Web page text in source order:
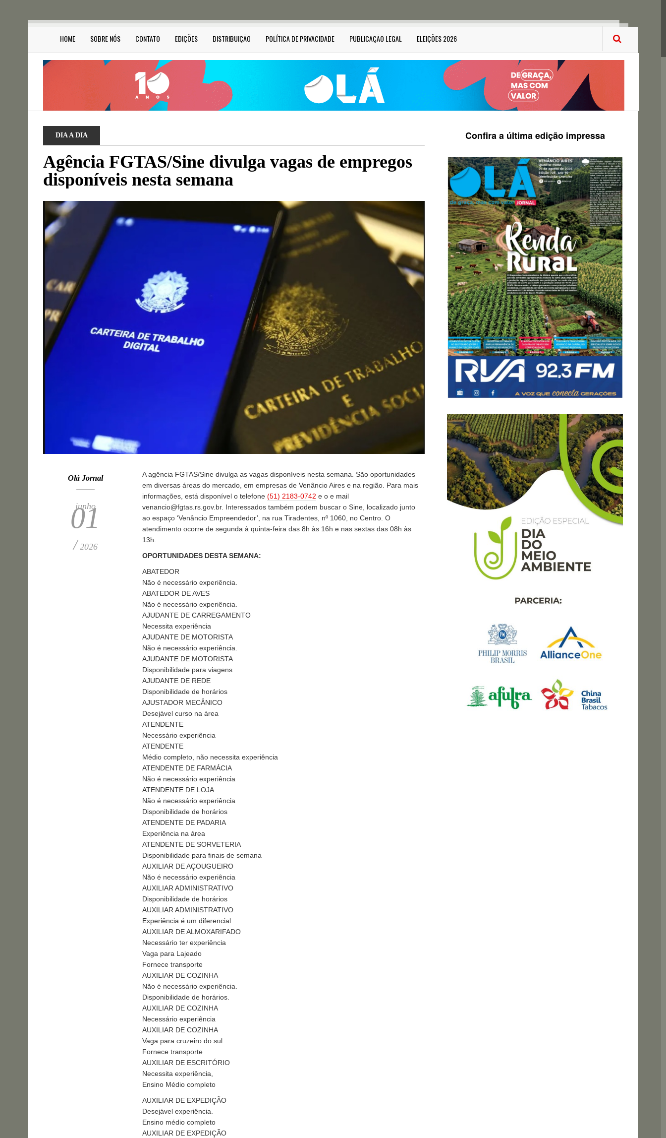
HOME SOBRE NÓS CONTATO EDIÇÕES DISTRIBUIÇÃO POLÍTICA DE PRIVACIDADE PUBLICAÇÃO LEGAL ELEIÇÕES 2026
DIA A DIA
Agência FGTAS/Sine divulga vagas de empregos
disponíveis nesta semana
Olá Jornal
junho
01
/2026
A agência FGTAS/Sine divulga as vagas disponíveis nesta semana. São oportunidades
em diversas áreas do mercado, em empresas de Venâncio Aires e na região. Para mais
informações, está disponível o telefone (51) 2183-0742 e o e mail
venancio@fgtas.rs.gov.br. Interessados também podem buscar o Sine, localizado junto
ao espaço ‘Venâncio Empreendedor’, na rua Tiradentes, nº 1060, no Centro. O
atendimento ocorre de segunda à quinta-feira das 8h às 16h e nas sextas das 08h às
13h.
OPORTUNIDADES DESTA SEMANA:
ABATEDOR
Não é necessário experiência.
ABATEDOR DE AVES
Não é necessário experiência.
AJUDANTE DE CARREGAMENTO
Necessita experiência
AJUDANTE DE MOTORISTA
Não é necessário experiência.
AJUDANTE DE MOTORISTA
Disponibilidade para viagens
AJUDANTE DE REDE
Disponibilidade de horários
AJUSTADOR MECÂNICO
Desejável curso na área
ATENDENTE
Necessário experiência
ATENDENTE
Médio completo, não necessita experiência
ATENDENTE DE FARMÁCIA
Não é necessário experiência
ATENDENTE DE LOJA
Não é necessário experiência
Disponibilidade de horários
ATENDENTE DE PADARIA
Experiência na área
ATENDENTE DE SORVETERIA
Disponibilidade para finais de semana
AUXILIAR DE AÇOUGUEIRO
Não é necessário experiência
AUXILIAR ADMINISTRATIVO
Disponibilidade de horários
AUXILIAR ADMINISTRATIVO
Experiência é um diferencial
AUXILIAR DE ALMOXARIFADO
Necessário ter experiência
Vaga para Lajeado
Fornece transporte
AUXILIAR DE COZINHA
Não é necessário experiência.
Disponibilidade de horários.
AUXILIAR DE COZINHA
Necessário experiência
AUXILIAR DE COZINHA
Vaga para cruzeiro do sul
Fornece transporte
AUXILIAR DE ESCRITÓRIO
Necessita experiência,
Ensino Médio completo
AUXILIAR DE EXPEDIÇÃO
Desejável experiência.
Ensino médio completo
AUXILIAR DE EXPEDIÇÃO
Confira a última edição impressa